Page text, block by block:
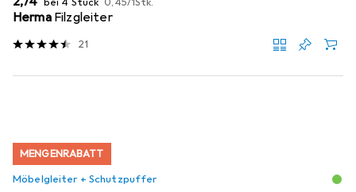
Herma Filzgleiter
21
MENGENRABATT
Möbelgleiter + Schutzpuffer